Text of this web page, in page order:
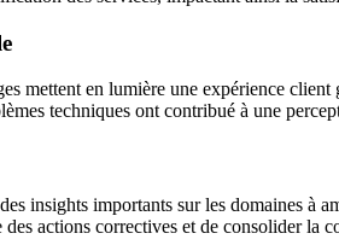
mettent en lumière une expérience
techniques ont contribué à une
insights importants sur les domaines à
actions correctives et de consolider la